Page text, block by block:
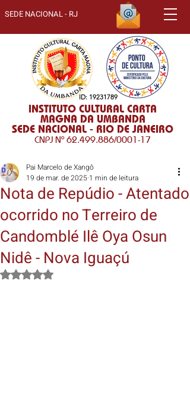
SEDE NACIONAL - RJ
INSTITUTO CULTURAL CARTA
MAGNA DA UMBANDA
SEDE NACIONAL - RIO DE JANEIRO
CNPJ Nº62.499.886/0001-17
ID: 19231789
Nota de Repúdio - Atentado
ocorrido no Terreiro de
Candomblé Ilê Oya Osun
Nidê - Nova Iguaçú
Pai Marcelo de Xangô
19 de mar. de 2025 1 min de leitura
Avaliado com NaN de 5 estrelas.